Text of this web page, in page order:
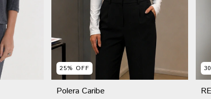
25% OFF
Polera Caribe
30